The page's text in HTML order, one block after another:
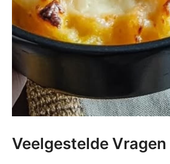
Veelgestelde Vragen